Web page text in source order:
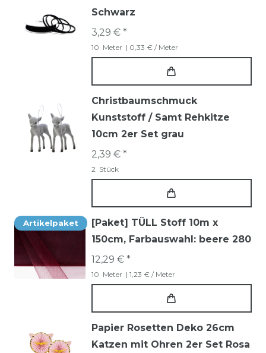
Schwarz
3,29 € *
10 Meter | 0,33 € / Meter
Christbaumschmuck
Kunststoff / Samt Rehkitze
10cm 2er Set grau
2,39 € *
2 Stück
Artikelpaket
[Paket] TÜLL Stoff 10m x
150cm, Farbauswahl: beere 280
12,29 € *
10 Meter | 1,23 € / Meter
Papier Rosetten Deko 26cm
Katzen mit Ohren 2er Set Rosa